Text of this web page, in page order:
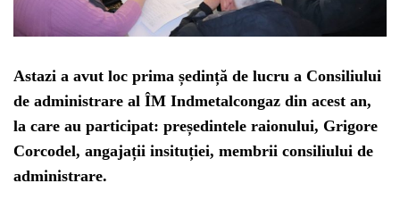
Astazi a avut loc prima ședință de lucru a Consiliului
de administrare al ÎM Indmetalcongaz din acest an,
la care au participat: președintele raionului, Grigore
Corcodel, angajații insituției, membrii consiliului de
administrare.